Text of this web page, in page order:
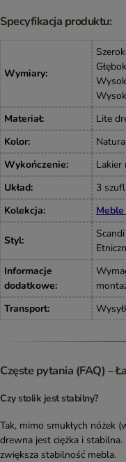
Specyfikacja produktu:
Wymiary:
Materiał:
Lite
Kolor:
Wykończenie:
Układ:
3
Kolekcja:
Styl:
Informacje
dodatkowe:
Transport:
Częste pytania (FAQ) –
Czy stolik jest stabilny?
Tak, mimo smukłych nóżek
drewna jest ciężka i
zwiększa stabilność mebla.